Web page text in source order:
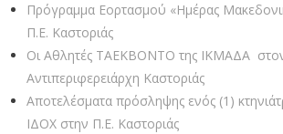
Πρόγραμμα Εορτασμού «Ημέρας
Π.Ε. Καστοριάς
Οι Αθλητές ΤΑΕΚΒΟΝΤΟ της ΙΚΜΑΔΑ
Αντιπεριφερειάρχη Καστοριάς
Αποτελέσματα πρόσληψης ενός (1)
ΙΔΟΧ στην Π.Ε. Καστοριάς